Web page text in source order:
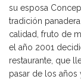
su esposa
tradición
calidad, fruto de
el año 2001
restaurante, que
pasar de los